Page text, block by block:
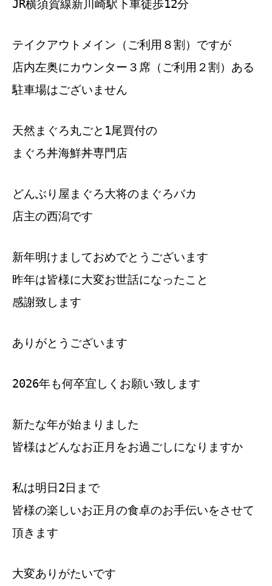
JR横須賀線新川崎駅下車徒歩12分
テイクアウトメイン（ご利用８割）ですが
店内左奥にカウンター３席（ご利用２割）ある
駐車場はございません
天然まぐろ丸ごと1尾買付の
まぐろ丼海鮮丼専門店
どんぶり屋まぐろ大将のまぐろバカ
店主の西潟です
新年明けましておめでとうございます
昨年は皆様に大変お世話になったこと
感謝致します
ありがとうございます
2026年も何卒宜しくお願い致します
新たな年が始まりました
皆様はどんなお正月をお過ごしになりますか
私は明日2日まで
皆様の楽しいお正月の食卓のお手伝いをさせて
頂きます
大変ありがたいです